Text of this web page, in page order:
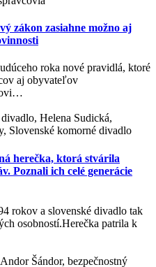
zákon zasiahne možno aj
roka nové pravidlá, ktoré
aj obyvateľov
divadlo, Helena Sudická,
Slovenské komorné divadlo
herečka, ktorá stvárila
Poznali ich celé generácie
rokov a slovenské divadlo tak
osobností.Herečka patrila k
Andor Šándor, bezpečnostný